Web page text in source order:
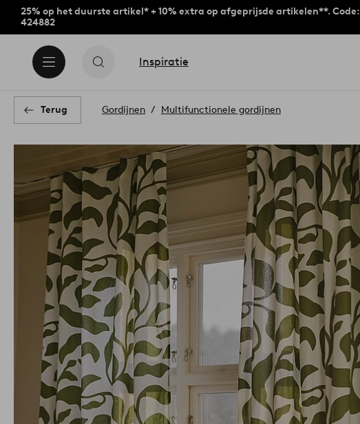
25% op het duurste artikel* + 10% extra op afgeprijsde artikelen**. Code:
424882
Inspiratie
Terug Gordijnen Multifunctionele gordijnen